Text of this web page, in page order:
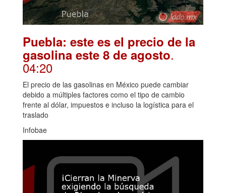
Puebla: este es el precio de la
gasolina este 8 de agosto.
04:20
El precio de las gasolinas en México puede cambiar
debido a múltiples factores como el tipo de cambio
frente al dólar, impuestos e incluso la logística para el
traslado
Infobae